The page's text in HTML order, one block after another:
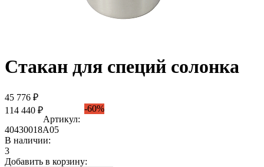
Стакан для специй солонка
45 776 ₽
114 440 ₽
-60%
Артикул:
40430018А05
В наличии:
3
Добавить в корзину: